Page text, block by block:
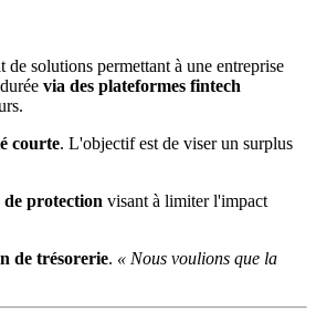
de solutions permettant à une entreprise
via des plateformes fintech
courte. L'objectif est de viser un surplus
de protection visant à limiter l'impact
de trésorerie. « Nous voulions que la